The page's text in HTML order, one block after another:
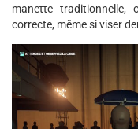
manette traditionnelle,
correcte, même si viser